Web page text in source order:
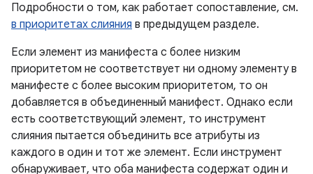
Подробности о том, как работает сопоставление, см.
в приоритетах слияния в предыдущем разделе.
Если элемент из манифеста с более низким
приоритетом не соответствует ни одному элементу в
манифесте с более высоким приоритетом, то он
добавляется в объединенный манифест. Однако если
есть соответствующий элемент, то инструмент
слияния пытается объединить все атрибуты из
каждого в один и тот же элемент. Если инструмент
обнаруживает, что оба манифеста содержат один и